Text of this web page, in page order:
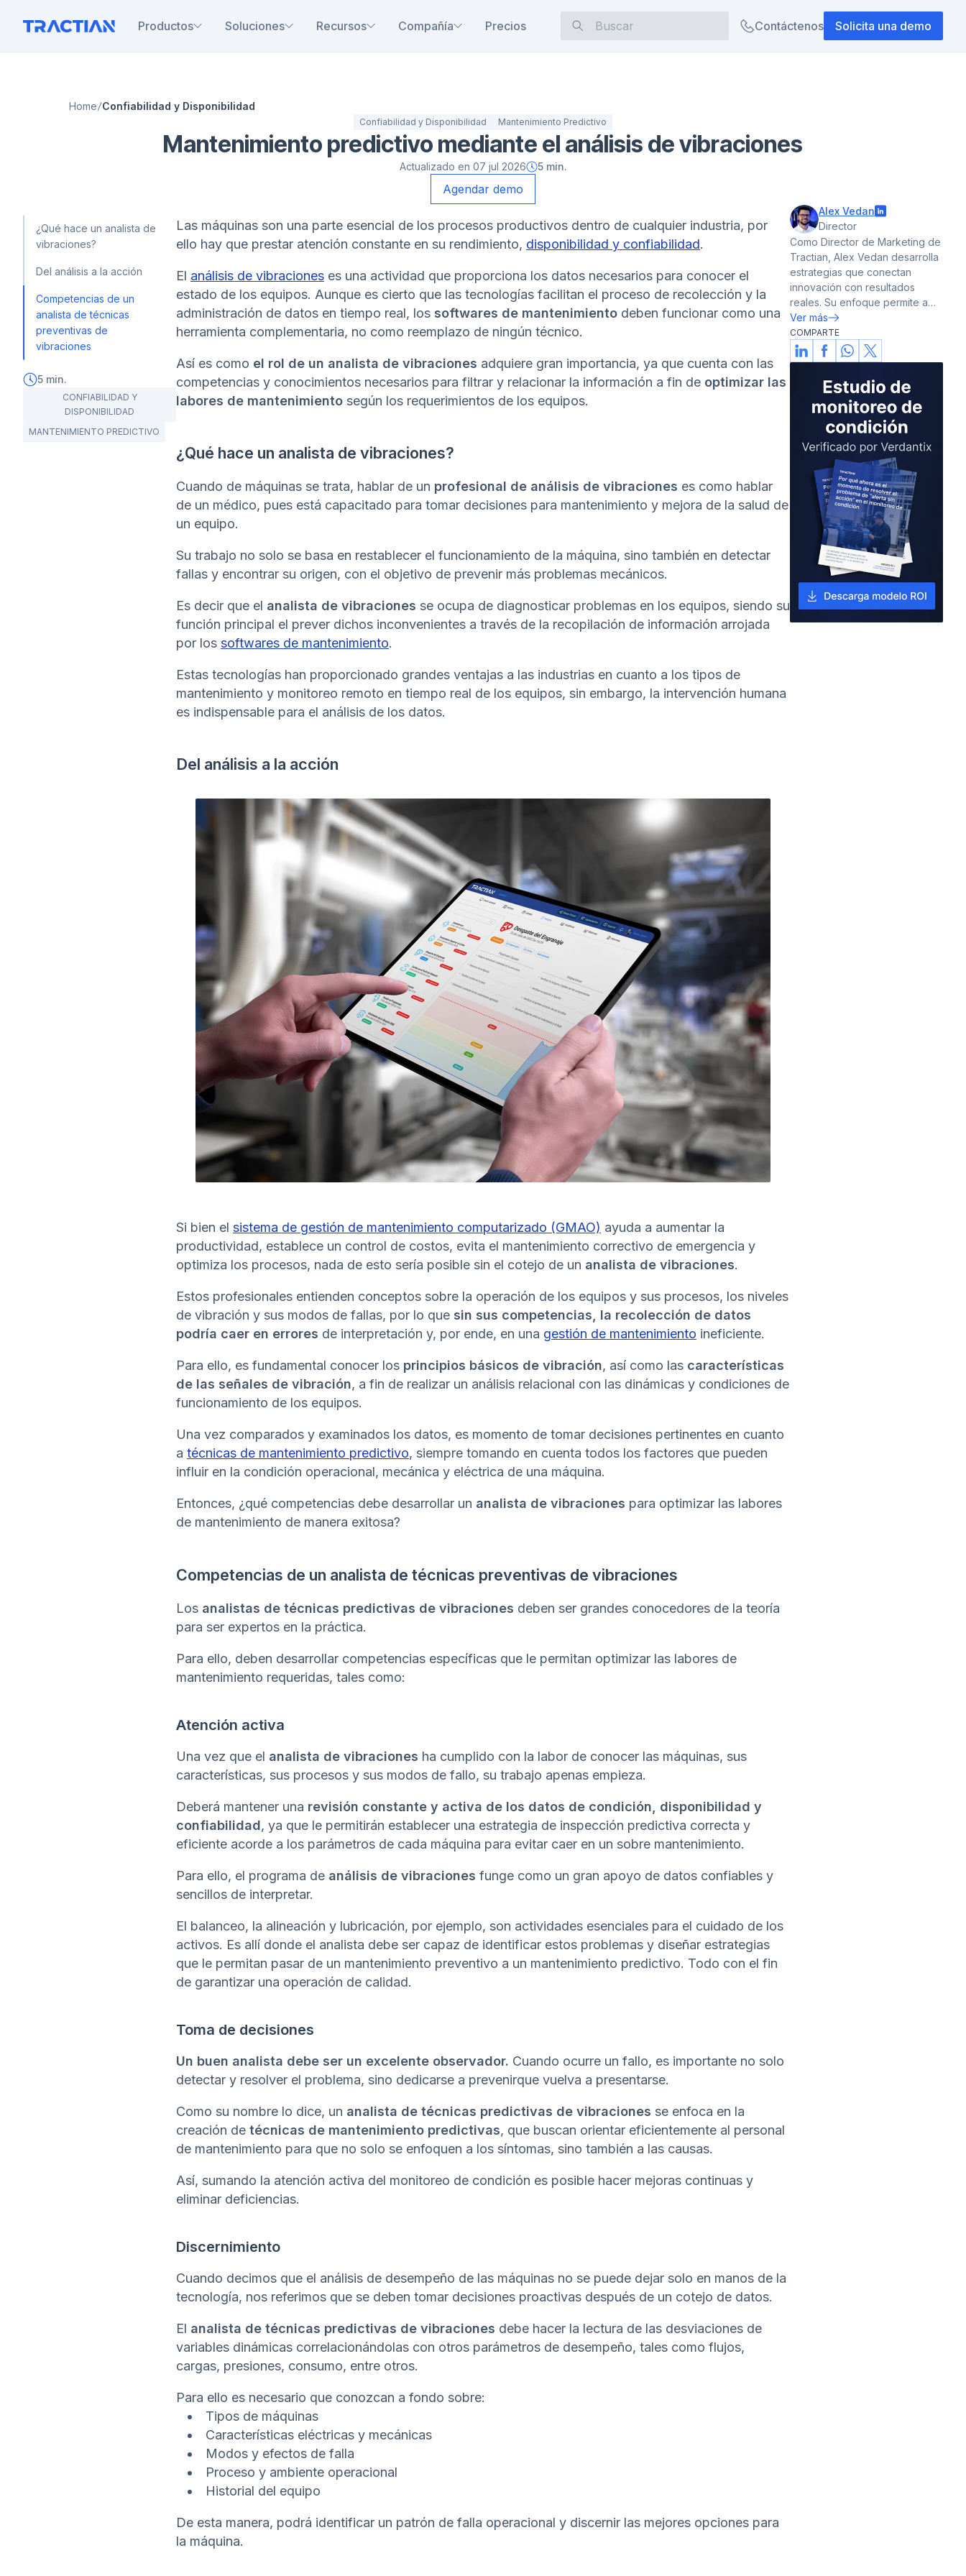
Productos Soluciones Recursos Compañía Precios Contáctenos Solicita una demo
Home Confiabilidad y Disponibilidad
Confiabilidad y Disponibilidad Mantenimiento Predictivo
Mantenimiento predictivo mediante el análisis de vibraciones
Actualizado en 07 jul 2026 5min.
Agendar demo
¿Qué hace un analista de
vibraciones?
Del análisis a la acción
Competencias de un
analista de técnicas
preventivas de
vibraciones
5 min.
CONFIABILIDAD Y
DISPONIBILIDAD
MANTENIMIENTO PREDICTIVO
Las máquinas son una parte esencial de los procesos productivos dentro de cualquier industria, por
ello hay que prestar atención constante en su rendimiento, disponibilidad y confiabilidad.
El análisis de vibraciones es una actividad que proporciona los datos necesarios para conocer el
estado de los equipos. Aunque es cierto que las tecnologías facilitan el proceso de recolección y la
administración de datos en tiempo real, los softwares de mantenimiento deben funcionar como una
herramienta complementaria, no como reemplazo de ningún técnico.
Así es como el rol de un analista de vibraciones adquiere gran importancia, ya que cuenta con las
competencias y conocimientos necesarios para filtrar y relacionar la información a fin de optimizar las
labores de mantenimiento según los requerimientos de los equipos.
¿Qué hace un analista de vibraciones?
Cuando de máquinas se trata, hablar de un profesional de análisis de vibraciones es como hablar
de un médico, pues está capacitado para tomar decisiones para mantenimiento y mejora de la salud de
un equipo.
Su trabajo no solo se basa en restablecer el funcionamiento de la máquina, sino también en detectar
fallas y encontrar su origen, con el objetivo de prevenir más problemas mecánicos.
Es decir que el analista de vibraciones se ocupa de diagnosticar problemas en los equipos, siendo su
función principal el prever dichos inconvenientes a través de la recopilación de información arrojada
por los softwares de mantenimiento.
Estas tecnologías han proporcionado grandes ventajas a las industrias en cuanto a los tipos de
mantenimiento y monitoreo remoto en tiempo real de los equipos, sin embargo, la intervención humana
es indispensable para el análisis de los datos.
Del análisis a la acción
Si bien el sistema de gestión de mantenimiento computarizado (GMAO) ayuda a aumentar la
productividad, establece un control de costos, evita el mantenimiento correctivo de emergencia y
optimiza los procesos, nada de esto sería posible sin el cotejo de un analista de vibraciones.
Estos profesionales entienden conceptos sobre la operación de los equipos y sus procesos, los niveles
de vibración y sus modos de fallas, por lo que sin sus competencias, la recolección de datos
podría caer en errores de interpretación y, por ende, en una gestión de mantenimiento ineficiente.
Para ello, es fundamental conocer los principios básicos de vibración, así como las características
de las señales de vibración, a fin de realizar un análisis relacional con las dinámicas y condiciones de
funcionamiento de los equipos.
Una vez comparados y examinados los datos, es momento de tomar decisiones pertinentes en cuanto
a técnicas de mantenimiento predictivo, siempre tomando en cuenta todos los factores que pueden
influir en la condición operacional, mecánica y eléctrica de una máquina.
Entonces, ¿qué competencias debe desarrollar un analista de vibraciones para optimizar las labores
de mantenimiento de manera exitosa?
Competencias de un analista de técnicas preventivas de vibraciones
Los analistas de técnicas predictivas de vibraciones deben ser grandes conocedores de la teoría
para ser expertos en la práctica.
Para ello, deben desarrollar competencias específicas que le permitan optimizar las labores de
mantenimiento requeridas, tales como:
Atención activa
Una vez que el analista de vibraciones ha cumplido con la labor de conocer las máquinas, sus
características, sus procesos y sus modos de fallo, su trabajo apenas empieza.
Deberá mantener una revisión constante y activa de los datos de condición, disponibilidad y
confiabilidad, ya que le permitirán establecer una estrategia de inspección predictiva correcta y
eficiente acorde a los parámetros de cada máquina para evitar caer en un sobre mantenimiento.
Para ello, el programa de análisis de vibraciones funge como un gran apoyo de datos confiables y
sencillos de interpretar.
El balanceo, la alineación y lubricación, por ejemplo, son actividades esenciales para el cuidado de los
activos. Es allí donde el analista debe ser capaz de identificar estos problemas y diseñar estrategias
que le permitan pasar de un mantenimiento preventivo a un mantenimiento predictivo. Todo con el fin
de garantizar una operación de calidad.
Toma de decisiones
Un buen analista debe ser un excelente observador. Cuando ocurre un fallo, es importante no solo
detectar y resolver el problema, sino dedicarse a prevenirque vuelva a presentarse.
Como su nombre lo dice, un analista de técnicas predictivas de vibraciones se enfoca en la
creación de técnicas de mantenimiento predictivas, que buscan orientar eficientemente al personal
de mantenimiento para que no solo se enfoquen a los síntomas, sino también a las causas.
Así, sumando la atención activa del monitoreo de condición es posible hacer mejoras continuas y
eliminar deficiencias.
Discernimiento
Cuando decimos que el análisis de desempeño de las máquinas no se puede dejar solo en manos de la
tecnología, nos referimos que se deben tomar decisiones proactivas después de un cotejo de datos.
El analista de técnicas predictivas de vibraciones debe hacer la lectura de las desviaciones de
variables dinámicas correlacionándolas con otros parámetros de desempeño, tales como flujos,
cargas, presiones, consumo, entre otros.
Para ello es necesario que conozcan a fondo sobre:
Tipos de máquinas
Características eléctricas y mecánicas
Modos y efectos de falla
Proceso y ambiente operacional
Historial del equipo
De esta manera, podrá identificar un patrón de falla operacional y discernir las mejores opciones para
la máquina.
Alex Vedan
Director
Como Director de Marketing de
Tractian, Alex Vedan desarrolla
estrategias que conectan
innovación con resultados
reales. Su enfoque permite a
los clientes industriales en
América del Norte y LATAM
optimizar sus operaciones y
alcanzar nuevos niveles de
eficiencia operativa.
Ver más
COMPARTE